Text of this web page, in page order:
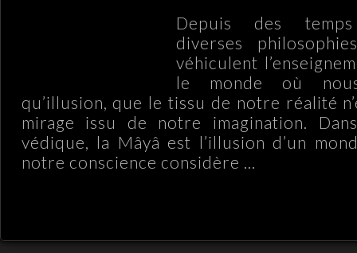
Depuis des temps
diverses
véhiculent
le monde où
qu’illusion, que le tissu de notre réalité
mirage issu de notre imagination.
védique, la Mâyâ est l’illusion d’un
notre conscience considère ...